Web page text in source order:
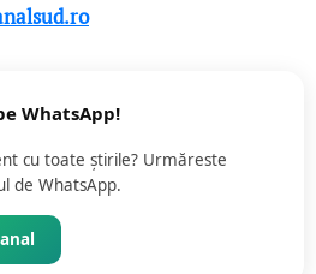
WhatsApp!
cu toate știrile? Urmăreste
de WhatsApp.